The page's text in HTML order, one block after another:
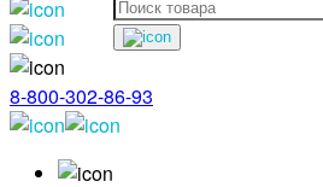
8-800-302-86-93